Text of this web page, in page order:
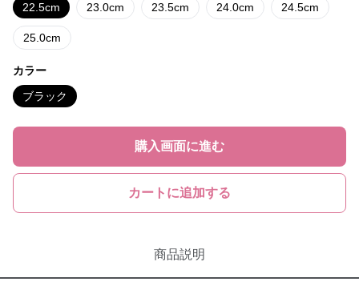
22.5cm 23.0cm 23.5cm 24.0cm 24.5cm
25.0cm
カラー
ブラック
購入画面に進む
カートに追加する
商品説明